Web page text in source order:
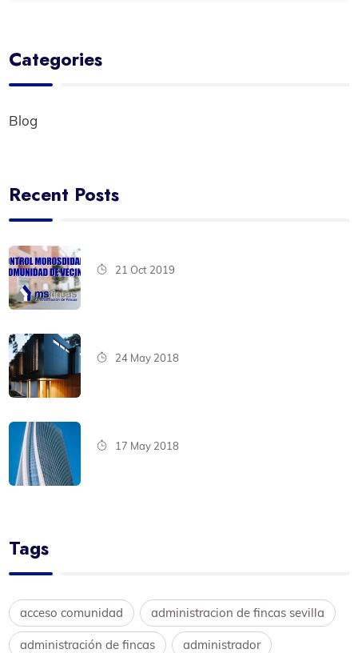
Categories
Blog
Recent Posts
21 Oct 2019
24 May 2018
17 May 2018
Tags
acceso comunidad administracion de fincas sevilla
administración de fincas administrador